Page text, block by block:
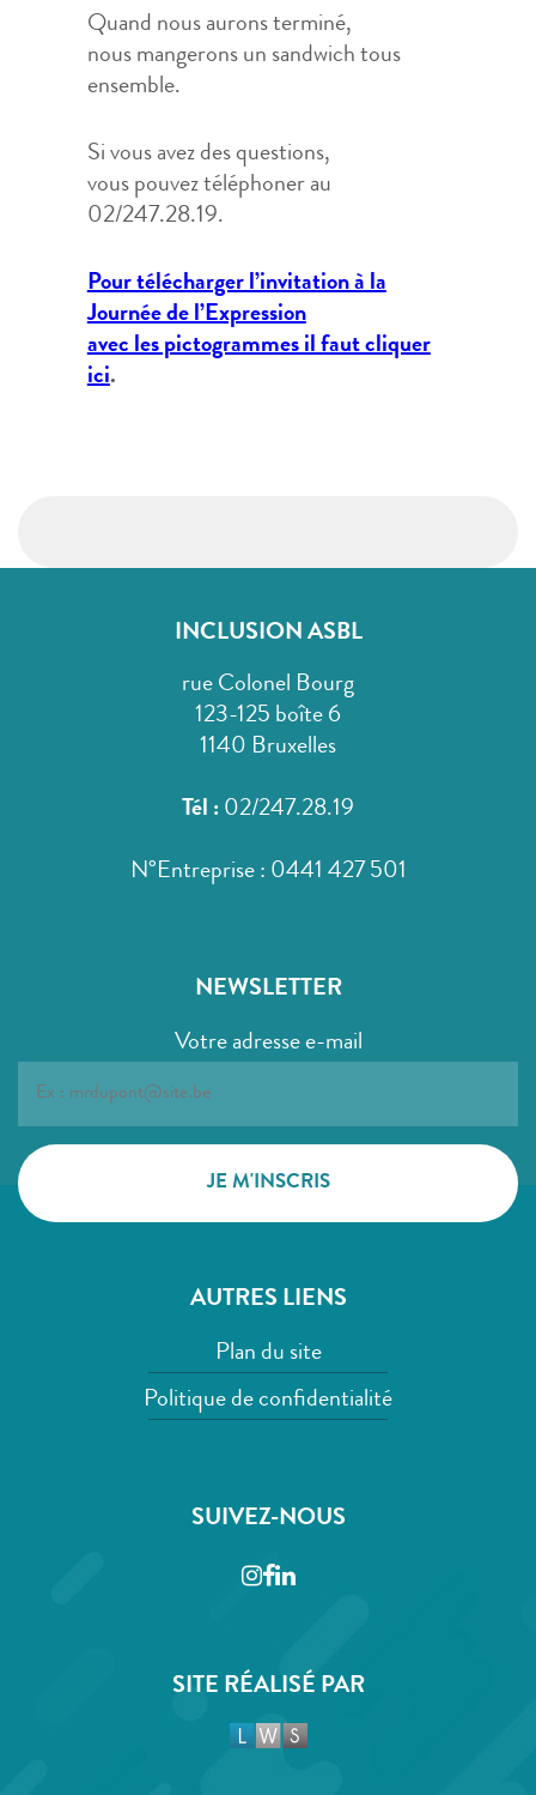
Quand nous aurons terminé,
nous mangerons un sandwich tous
ensemble.
Si vous avez des questions,
vous pouvez téléphoner au
02/247.28.19.
Pour télécharger l’invitation à la
Journée de l’Expression
avec les pictogrammes il faut cliquer
ici.
INCLUSION ASBL
rue Colonel Bourg
123-125 boîte 6
1140 Bruxelles
Tél : 02/247.28.19
N°Entreprise : 0441 427 501
NEWSLETTER
Votre adresse e-mail
AUTRES LIENS
Plan du site
Politique de confidentialité
SUIVEZ-NOUS
Instagram
Facebook
LinkedIn
SITE RÉALISÉ PAR